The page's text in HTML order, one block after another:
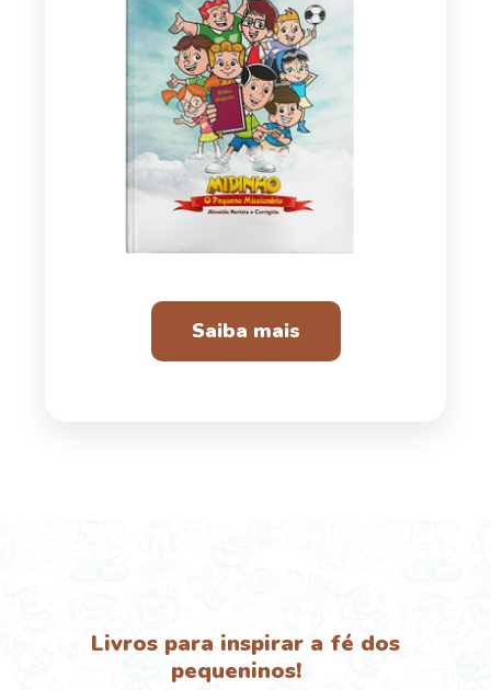
Saiba mais
Livros para inspirar a fé dos
pequeninos!